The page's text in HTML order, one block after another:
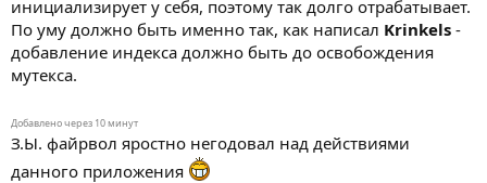
инициализирует у себя, поэтому так долго отрабатывает.
По уму должно быть именно так, как написал Krinkels -
добавление индекса должно быть до освобождения
мутекса.
Добавлено через 10 минут
З.Ы. файрвол яростно негодовал над действиями
данного приложения